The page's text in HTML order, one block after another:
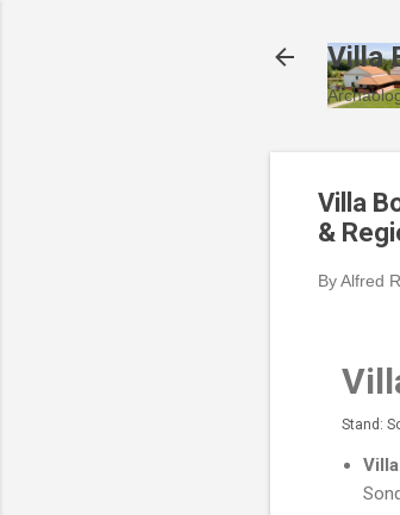
Villa
Villa
&
By Alfred
Stand: